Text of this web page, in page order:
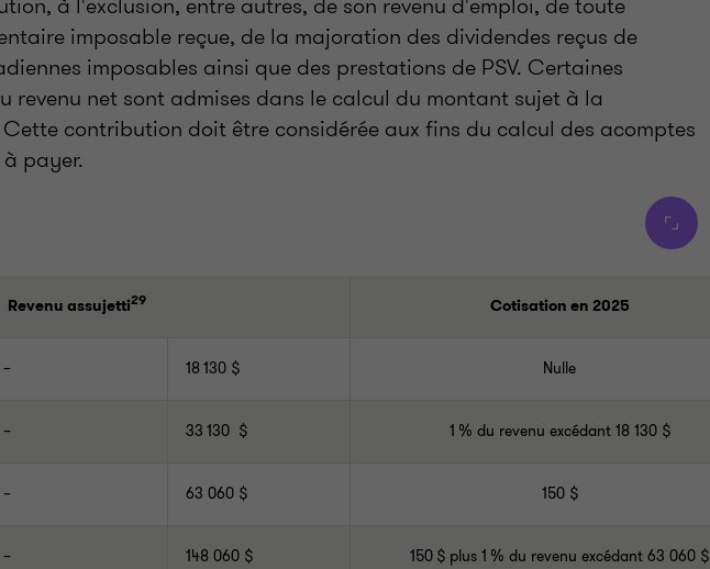
imposable reçue, de la majoration des dividendes reçus de
imposables ainsi que des prestations de PSV. Certaines
revenu net sont admises dans le calcul du montant sujet à la
contribution doit être considérée aux fins du calcul des acomptes
payer.
Revenu assujetti29 Cotisation en 2025
– 18 130 $ Nulle
– 33 130 $ 1 % du revenu excédant 18 130 $
– 63 060 $ 150 $
– 148 060 $ 150 $ plus 1 % du revenu excédant 63 060 $